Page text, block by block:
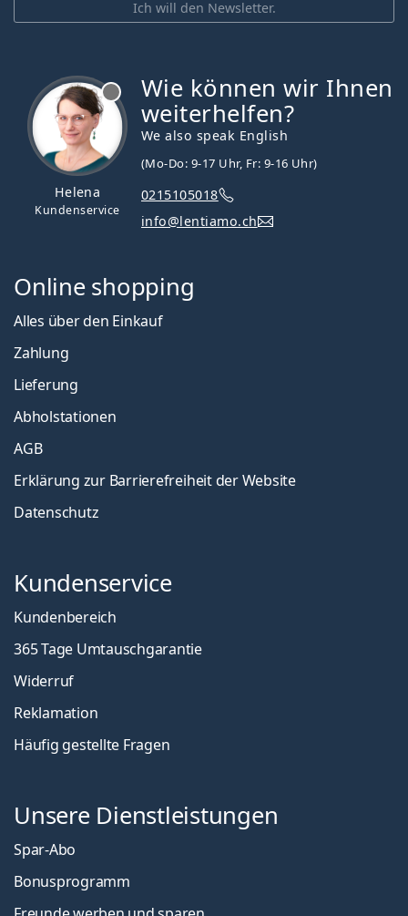
Ich will den Newsletter.
Helena
Kundenservice
Wie können wir Ihnen
weiterhelfen?
We also speak English
(Mo-Do: 9-17 Uhr, Fr: 9-16 Uhr)
0215105018
info@lentiamo.ch
Online shopping
Alles über den Einkauf
Zahlung
Lieferung
Abholstationen
AGB
Erklärung zur Barrierefreiheit der Website
Datenschutz
Kundenservice
Kundenbereich
365 Tage Umtauschgarantie
Widerruf
Reklamation
Häufig gestellte Fragen
Unsere Dienstleistungen
Spar-Abo
Bonusprogramm